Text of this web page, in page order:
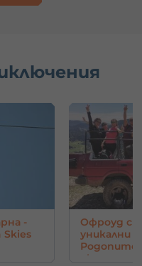
-
Skies
Офроуд с
уникални
Родопите
око